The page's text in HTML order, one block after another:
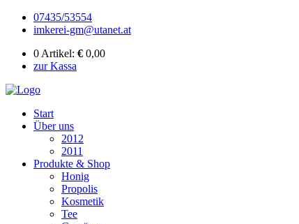
07435/53554
imkerei-gm@utanet.at
0 Artikel: € 0,00
zur Kassa
Start
Über uns
2012
2011
Produkte & Shop
Honig
Propolis
Kosmetik
Tee